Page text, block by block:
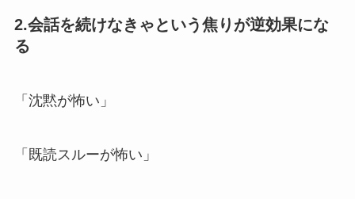
2.会話を続けなきゃという焦りが逆効果にな
る
「沈黙が怖い」
「既読スルーが怖い」